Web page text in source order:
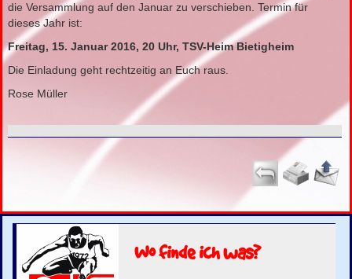
die Versammlung auf den Januar zu verschieben. Termin für
dieses Jahr ist:
Freitag, 15. Januar 2016, 20 Uhr, TSV-Heim Bietigheim
Die Einladung geht rechtzeitig an Euch raus.
Rose Müller
Wo finde ich was?